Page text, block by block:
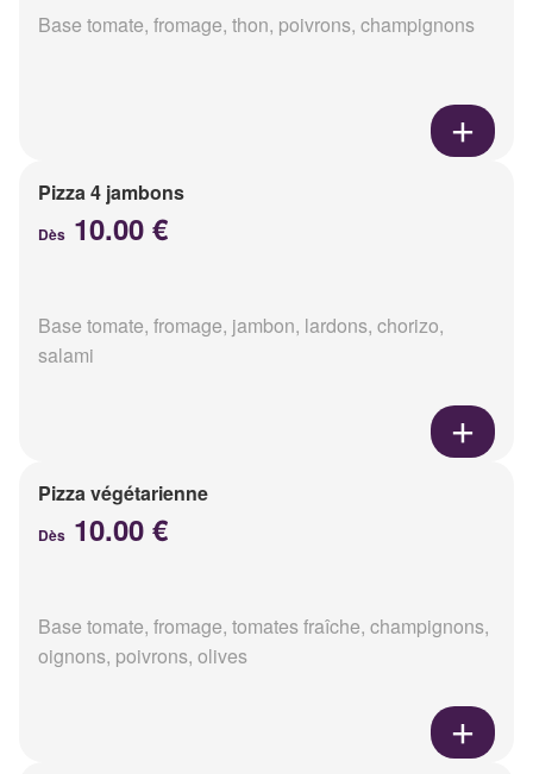
Base tomate, fromage, thon, poivrons, champignons
Pizza 4 jambons
Dès 10.00 €
Base tomate, fromage, jambon, lardons, chorizo,
salami
Pizza végétarienne
Dès 10.00 €
Base tomate, fromage, tomates fraîche, champignons,
oignons, poivrons, olives